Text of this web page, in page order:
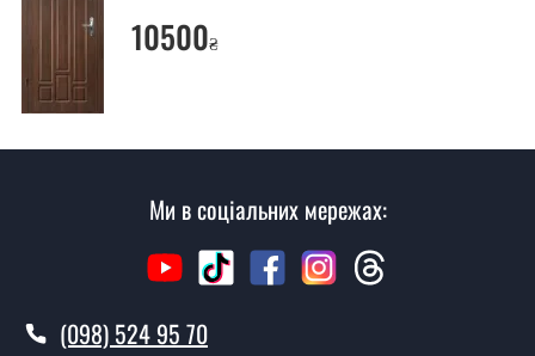
Ви робите установку вхідних дверей?
згідно з чергою, у всі дні крім неділі.
Вартість встановлення дверей Квітка - від 1600 грн.
Як швидко можете встановити двері
Квітка?
У той самий день протягом кількох годин, за умови
10500₴
Ми в соціальних мережах:
(098) 524 95 70